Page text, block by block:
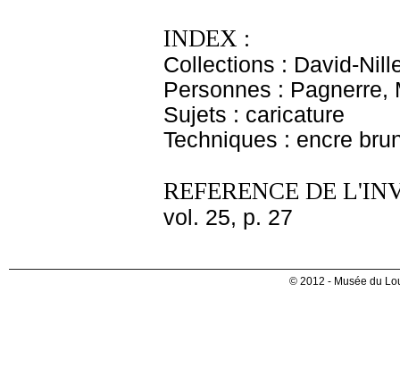
INDEX :
Collections : David-
Personnes : Pagnerre,
Sujets : caricature
Techniques : encre
REFERENCE DE
vol. 25, p. 27
© 2012 - Musée du